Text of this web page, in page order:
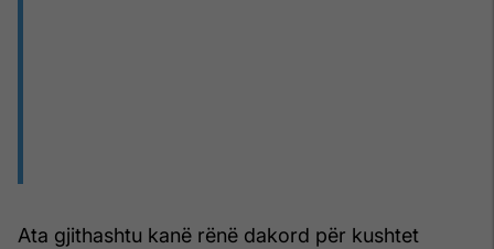
Ata gjithashtu kanë rënë dakord për kushtet